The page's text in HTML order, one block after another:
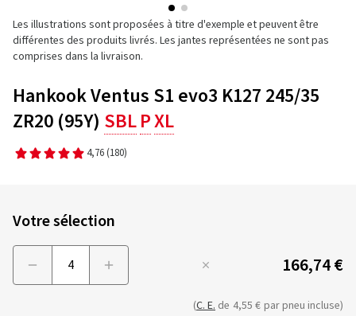
Les illustrations sont proposées à titre d'exemple et peuvent être
différentes des produits livrés. Les jantes représentées ne sont pas
comprises dans la livraison.
Hankook Ventus S1 evo3 K127 245/35
ZR20 (95Y) SBLPXL
4,76 (180)
Votre sélection
166,74 €
(C. E. de 4,55 € par pneu incluse)